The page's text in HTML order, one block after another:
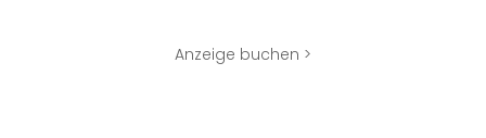
Anzeige buchen >